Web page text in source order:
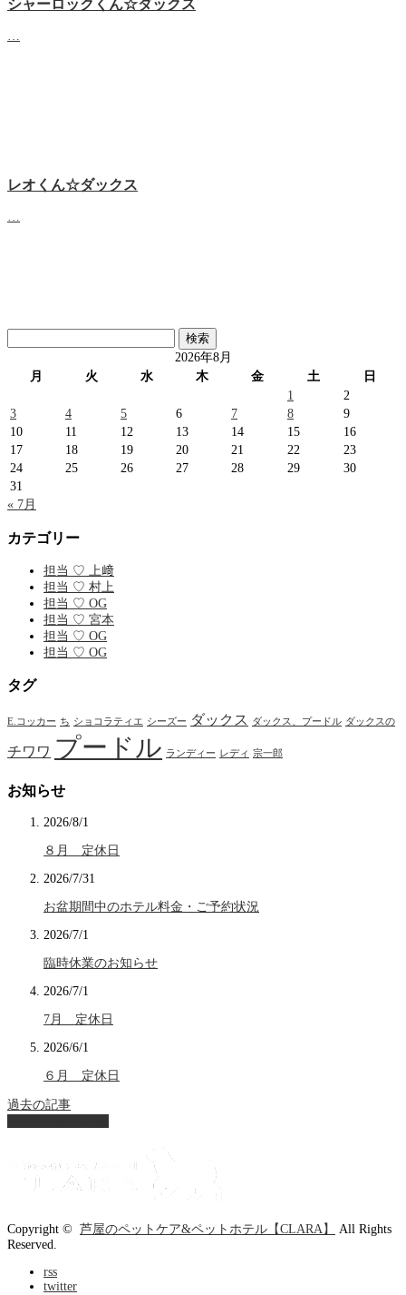
シャーロックくん☆ダックス
レオくん☆ダックス
索:
2026年8月
月
火 水 木 金 土
日
1
2
3
4 5 6 7 8
9
10
11 12 13 14 15
16
17
18 19 20 21 22
23
24
25 26 27 28 29
30
31
« 7月
カテゴリー
担当 ♡ 上﨑
担当 ♡ 村上
担当 ♡ OG
担当 ♡ 宮本
担当 ♡ OG
担当 ♡ OG
タグ
E.コッカー ち ショコラティエ シーズー ダックス ダックス、プードル ダックスの
チワワ プードル ランディー レディ 宗一郎
お知らせ
2026/8/1
８月 定休日
2026/7/31
お盆期間中のホテル料金・ご予約状況
2026/7/1
臨時休業のお知らせ
2026/7/1
7月 定休日
2026/6/1
６月 定休日
過去の記事
Copyright © 芦屋のペットケア&ペットホテル【CLARA】
All Rights
Reserved.
rss
twitter